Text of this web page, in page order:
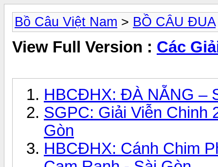
Bồ Câu Việt Nam > BỒ CÂU ĐUA
View Full Version : Các
HBCĐHX: ĐÀ NẴNG –
SGPC: Giải Viễn Chinh
Gòn
HBCĐHX: Cánh Chim